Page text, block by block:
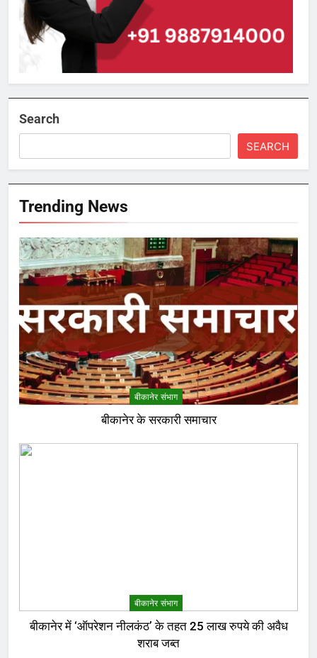
Search
SEARCH
Trending News
बीकानेर संभाग
बीकानेर के सरकारी समाचार
बीकानेर संभाग
बीकानेर में ‘ऑपरेशन नीलकंठ’ के तहत 25 लाख रुपये की अवैध
शराब जब्त